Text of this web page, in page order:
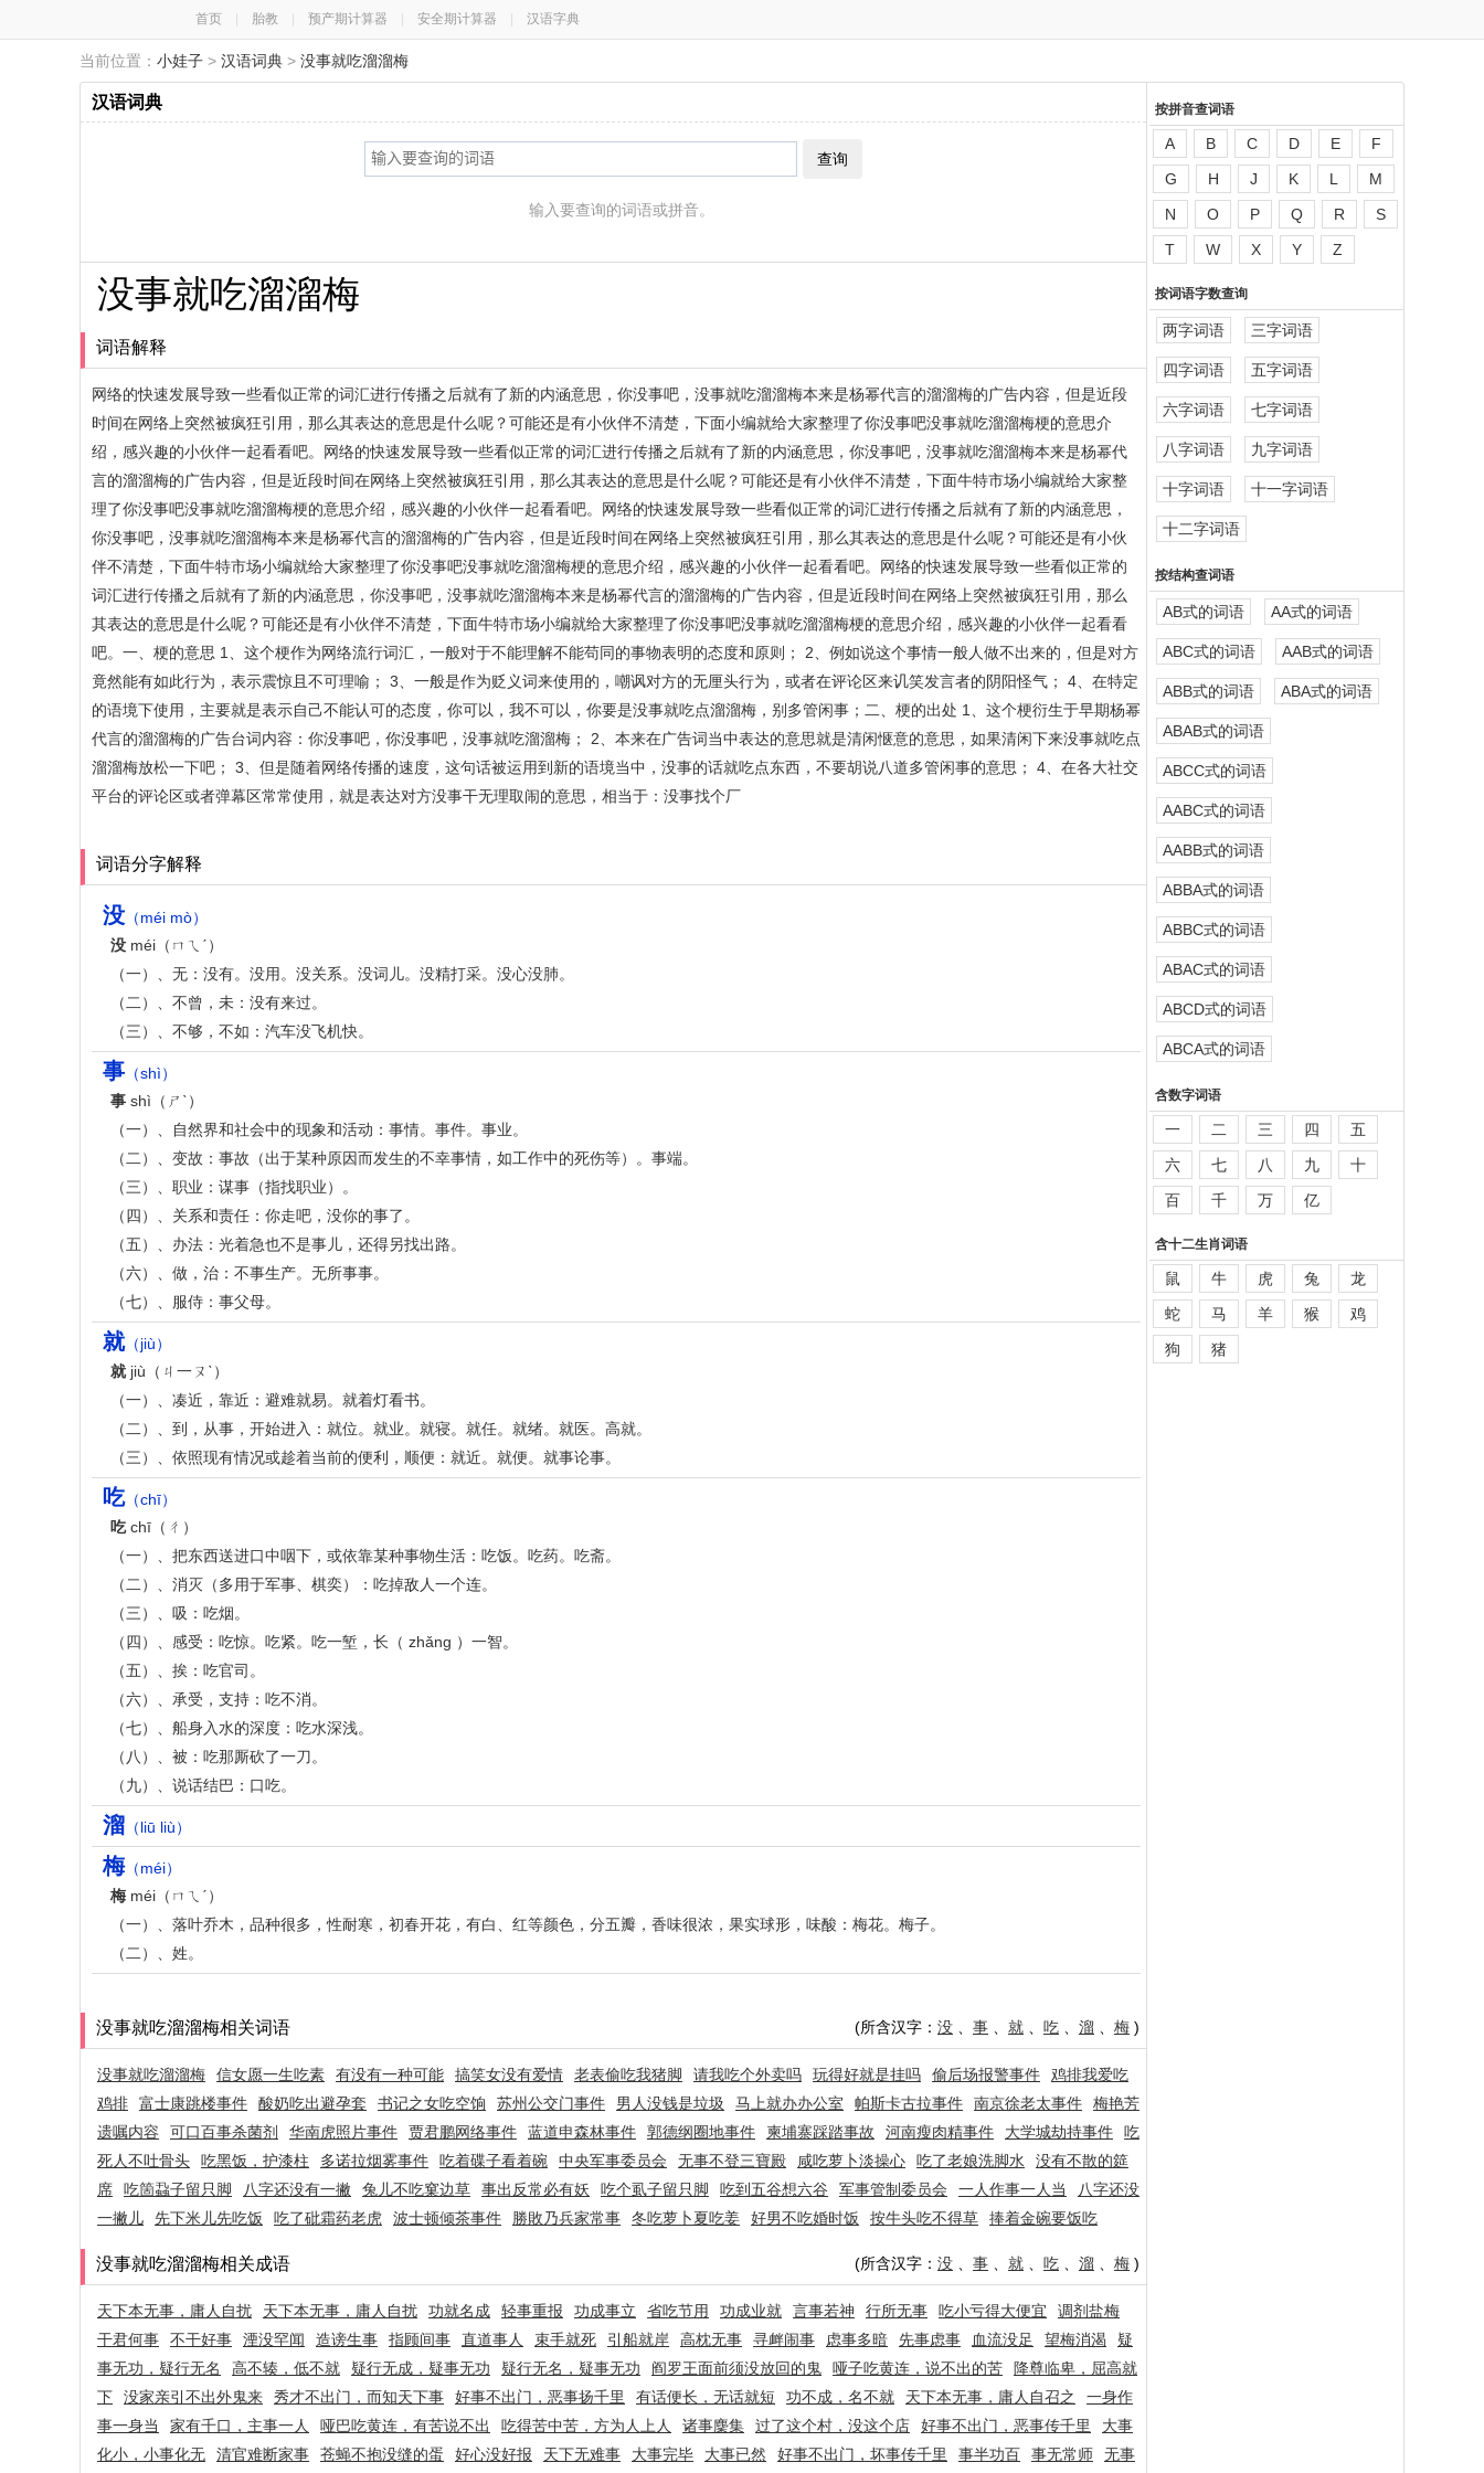
首页 胎教 预产期计算器 安全期计算器 汉语字典
当前位置： 小娃子 > 汉语词典 > 没事就吃溜溜梅
汉语词典
查询
输入要查询的词语或拼音。
没事就吃溜溜梅
词语解释
网络的快速发展导致一些看似正常的词汇进行传播之后就有了新的内涵意思，你没事吧，没事就吃溜溜梅本来是杨幂代言的溜溜梅的广告内容，但是近段
时间在网络上突然被疯狂引用，那么其表达的意思是什么呢？可能还是有小伙伴不清楚，下面小编就给大家整理了你没事吧没事就吃溜溜梅梗的意思介
绍，感兴趣的小伙伴一起看看吧。网络的快速发展导致一些看似正常的词汇进行传播之后就有了新的内涵意思，你没事吧，没事就吃溜溜梅本来是杨幂代
言的溜溜梅的广告内容，但是近段时间在网络上突然被疯狂引用，那么其表达的意思是什么呢？可能还是有小伙伴不清楚，下面牛特市场小编就给大家整
理了你没事吧没事就吃溜溜梅梗的意思介绍，感兴趣的小伙伴一起看看吧。网络的快速发展导致一些看似正常的词汇进行传播之后就有了新的内涵意思，
你没事吧，没事就吃溜溜梅本来是杨幂代言的溜溜梅的广告内容，但是近段时间在网络上突然被疯狂引用，那么其表达的意思是什么呢？可能还是有小伙
伴不清楚，下面牛特市场小编就给大家整理了你没事吧没事就吃溜溜梅梗的意思介绍，感兴趣的小伙伴一起看看吧。网络的快速发展导致一些看似正常的
词汇进行传播之后就有了新的内涵意思，你没事吧，没事就吃溜溜梅本来是杨幂代言的溜溜梅的广告内容，但是近段时间在网络上突然被疯狂引用，那么
其表达的意思是什么呢？可能还是有小伙伴不清楚，下面牛特市场小编就给大家整理了你没事吧没事就吃溜溜梅梗的意思介绍，感兴趣的小伙伴一起看看
吧。一、梗的意思 1、这个梗作为网络流行词汇，一般对于不能理解不能苟同的事物表明的态度和原则； 2、例如说这个事情一般人做不出来的，但是对方
竟然能有如此行为，表示震惊且不可理喻； 3、一般是作为贬义词来使用的，嘲讽对方的无厘头行为，或者在评论区来讥笑发言者的阴阳怪气； 4、在特定
的语境下使用，主要就是表示自己不能认可的态度，你可以，我不可以，你要是没事就吃点溜溜梅，别多管闲事；二、梗的出处 1、这个梗衍生于早期杨幂
代言的溜溜梅的广告台词内容：你没事吧，你没事吧，没事就吃溜溜梅； 2、本来在广告词当中表达的意思就是清闲惬意的意思，如果清闲下来没事就吃点
溜溜梅放松一下吧； 3、但是随着网络传播的速度，这句话被运用到新的语境当中，没事的话就吃点东西，不要胡说八道多管闲事的意思； 4、在各大社交
平台的评论区或者弹幕区常常使用，就是表达对方没事干无理取闹的意思，相当于：没事找个厂
词语分字解释
没 （méi mò）
没 méi（ㄇㄟˊ）
（一）、无：没有。没用。没关系。没词儿。没精打采。没心没肺。
（二）、不曾，未：没有来过。
（三）、不够，不如：汽车没飞机快。
事 （shì）
事 shì（ㄕˋ）
（一）、自然界和社会中的现象和活动：事情。事件。事业。
（二）、变故：事故（出于某种原因而发生的不幸事情，如工作中的死伤等）。事端。
（三）、职业：谋事（指找职业）。
（四）、关系和责任：你走吧，没你的事了。
（五）、办法：光着急也不是事儿，还得另找出路。
（六）、做，治：不事生产。无所事事。
（七）、服侍：事父母。
就（jiù）
就jiù（ㄐ一ㄡˋ）
（一）、凑近，靠近：避难就易。就着灯看书。
（二）、到，从事，开始进入：就位。就业。就寝。就任。就绪。就医。高就。
（三）、依照现有情况或趁着当前的便利，顺便：就近。就便。就事论事。
吃（chī）
吃chī（ㄔ）
（一）、把东西送进口中咽下，或依靠某种事物生活：吃饭。吃药。吃斋。
（二）、消灭（多用于军事、棋奕）：吃掉敌人一个连。
（三）、吸：吃烟。
（四）、感受：吃惊。吃紧。吃一堑，长（ zhǎng ）一智。
（五）、挨：吃官司。
（六）、承受，支持：吃不消。
（七）、船身入水的深度：吃水深浅。
（八）、被：吃那厮砍了一刀。
（九）、说话结巴：口吃。
溜 （liū liù）
梅（méi）
梅méi（ㄇㄟˊ）
（一）、落叶乔木，品种很多，性耐寒，初春开花，有白、红等颜色，分五瓣，香味很浓，果实球形，味酸：梅花。梅子。
（二）、姓。
没事就吃溜溜梅相关词语 (所含汉字： 没 事 就 吃 溜 梅 )
没事就吃溜溜梅 信女愿一生吃素 有没有一种可能 搞笑女没有爱情 老表偷吃我猪脚 请我吃个外卖吗 玩得好就是挂吗 偷后场报警事件
鸡排我爱吃
鸡排
富士康跳楼事件 酸奶吃出避孕套 书记之女吃空饷 苏州公交门事件 男人没钱是垃圾 马上就办办公室 帕斯卡古拉事件 南京徐老太事件
梅艳芳
遗嘱内容
可口百事杀菌剂 华南虎照片事件 贾君鹏网络事件 蓝道申森林事件 郭德纲圈地事件 柬埔寨踩踏事故 河南瘦肉精事件 大学城劫持事件
吃
死人不吐骨头
吃黑饭，护漆柱 多诺拉烟雾事件 吃着碟子看着碗 中央军事委员会 无事不登三寶殿 咸吃萝卜淡操心 吃了老娘洗脚水
没有不散的筵
席
吃箇蝨子留只脚 八字还没有一撇 兔儿不吃窠边草 事出反常必有妖 吃个虱子留只脚 吃到五谷想六谷 军事管制委员会 一人作事一人当
八字还没
一撇儿
先下米儿先吃饭 吃了砒霜药老虎 波士顿倾茶事件 勝敗乃兵家常事 冬吃萝卜夏吃姜 好男不吃婚时饭 按牛头吃不得草 捧着金碗要饭吃
没事就吃溜溜梅相关成语 (所含汉字： 没 事 就 吃 溜 梅 )
天下本无事，庸人自扰 天下本无事，庸人自扰 功就名成 轻事重报 功成事立 省吃节用 功成业就 言事若神 行所无事 吃小亏得大便宜
调剂盐梅
干君何事
不干好事 湮没罕闻 造谤生事 指顾间事 直道事人 束手就死 引船就岸 高枕无事 寻衅闹事 虑事多暗 先事虑事 血流没足 望梅消渴
疑
事无功，疑行无名
高不辏，低不就 疑行无成，疑事无功 疑行无名，疑事无功 阎罗王面前须没放回的鬼 哑子吃黄连，说不出的苦
降尊临卑，屈高就
下
没家亲引不出外鬼来 秀才不出门，而知天下事 好事不出门，恶事扬千里 有话便长，无话就短 功不成，名不就 天下本无事，庸人自召之
一身作
事一身当
家有千口，主事一人 哑巴吃黄连，有苦说不出 吃得苦中苦，方为人上人 诸事麇集 过了这个村，没这个店 好事不出门，恶事传千里
大事
化小，小事化无
清官难断家事 苍蝇不抱没缝的蛋 好心没好报 天下无难事 大事完毕 大事已然 好事不出门，坏事传千里 事半功百 事无常师 无事
按拼音查词语
A B C D E
F
G
H J K L
M
N
O P Q R
S
T
W X Y Z
按词语字数查询
两字词语 三字词语
四字词语 五字词语
六字词语 七字词语
八字词语 九字词语
十字词语 十一字词语
十二字词语
按结构查词语
AB式的词语 AA式的词语
ABC式的词语 AAB式的词语
ABB式的词语 ABA式的词语
ABAB式的词语
ABCC式的词语
AABC式的词语
AABB式的词语
ABBA式的词语
ABBC式的词语
ABAC式的词语
ABCD式的词语
ABCA式的词语
含数字词语
一 二 三 四
五
六
七 八 九
十
百
千 万 亿
含十二生肖词语
鼠 牛 虎 兔
龙
蛇
马 羊 猴
鸡
狗
猪